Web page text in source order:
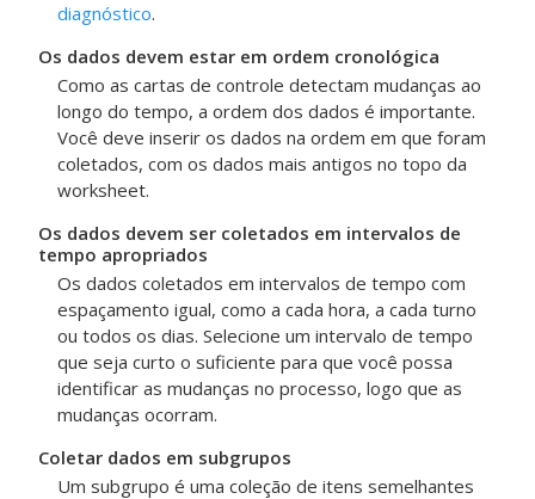
diagnóstico.
Os dados devem estar em ordem cronológica
Como as cartas de controle detectam mudanças ao
longo do tempo, a ordem dos dados é importante.
Você deve inserir os dados na ordem em que foram
coletados, com os dados mais antigos no topo da
worksheet.
Os dados devem ser coletados em intervalos de
tempo apropriados
Os dados coletados em intervalos de tempo com
espaçamento igual, como a cada hora, a cada turno
ou todos os dias. Selecione um intervalo de tempo
que seja curto o suficiente para que você possa
identificar as mudanças no processo, logo que as
mudanças ocorram.
Coletar dados em subgrupos
Um subgrupo é uma coleção de itens semelhantes